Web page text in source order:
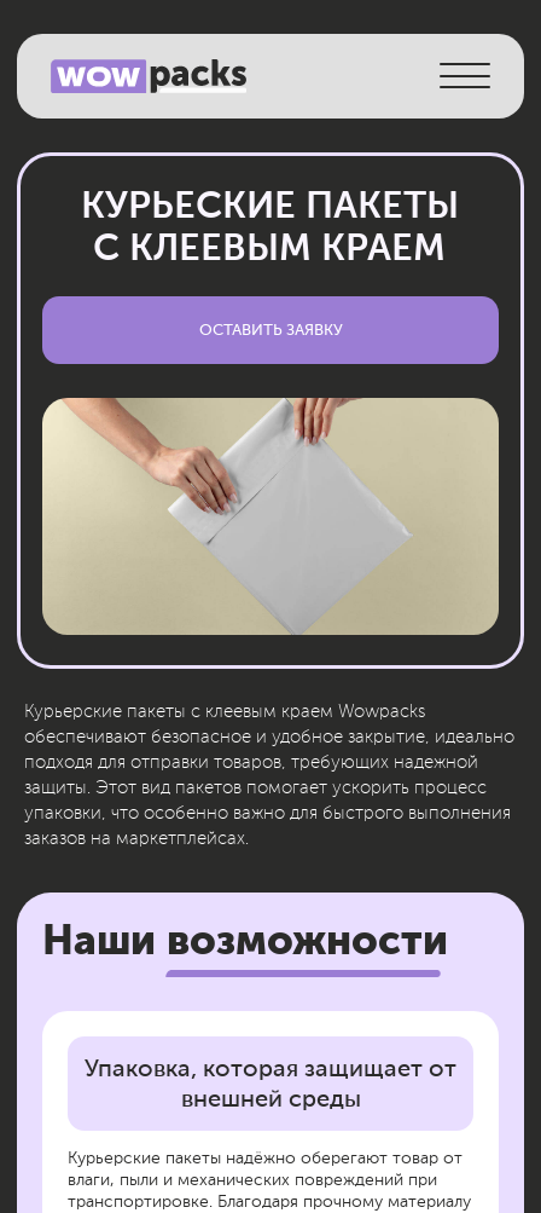
Каталог
Как работаем
О компании
Истории
КУРЬЕСКИЕ ПАКЕТЫ
ОСТАВИТЬ ЗАЯВКУ
Курьерские пакеты с клеевым краем Wowpacks
обеспечивают безопасное и удобное закрытие, идеально
подходя для отправки товаров, требующих надежной
защиты. Этот вид пакетов помогает ускорить процесс
упаковки, что особенно важно для быстрого выполнения
заказов на маркетплейсах.
Упаковка, которая защищает от
внешней среды
влаги, пыли и механических повреждений при
Наши возможности
Удобный формат для отправки